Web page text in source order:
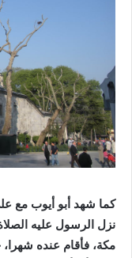
كما شهد أبو أيوب مع
نزل الرسول عليه
مكة، فأقام عنده